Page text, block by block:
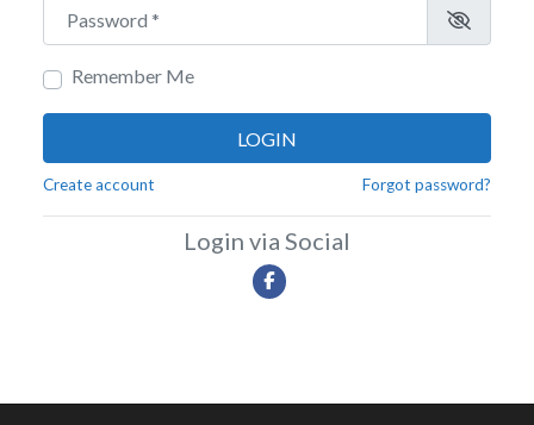
Password
Remember Me
LOGIN
Create account Forgot password?
Login via Social